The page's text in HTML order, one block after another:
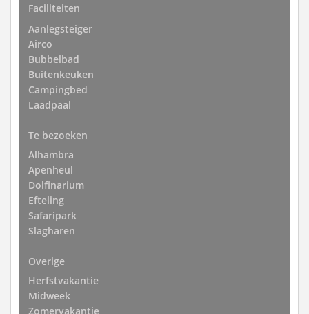
Faciliteiten
Aanlegsteiger
Airco
Bubbelbad
Buitenkeuken
Campingbed
Laadpaal
Te bezoeken
Alhambra
Apenheul
Dolfinarium
Efteling
Safaripark
Slagharen
Overige
Herfstvakantie
Midweek
Zomervakantie